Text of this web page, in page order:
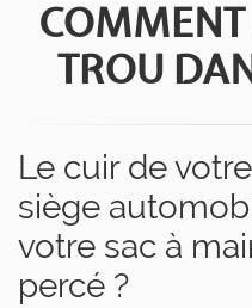
COMMENT
TROU
Le cuir de
siège
votre sac à
percé ?